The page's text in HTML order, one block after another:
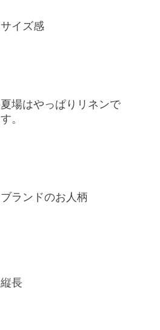
サイズ感
夏場はやっぱりリネンで
す。
ブランドのお人柄
縦長